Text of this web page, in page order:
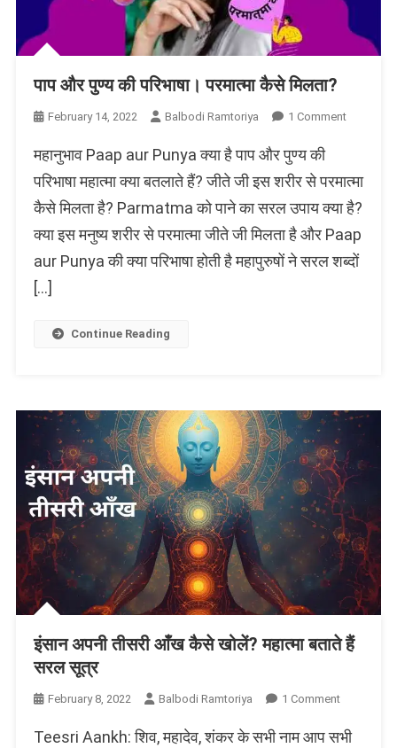
पाप और पुण्य की परिभाषा। परमात्मा कैसे मिलता?
February 14, 2022 Balbodi Ramtoriya 1 CommentOn
परिभाषा।
परमात्मा
कैसे
मिलता?
महानुभाव Paap aur Punya क्या है पाप और पुण्य की
परिभाषा महात्मा क्या बतलाते हैं? जीते जी इस शरीर से परमात्मा
कैसे मिलता है? Parmatma को पाने का सरल उपाय क्या है?
क्या इस मनुष्य शरीर से परमात्मा जीते जी मिलता है और Paap
aur Punya की क्या परिभाषा होती है महापुरुषों ने सरल शब्दों
[…]
Continue Reading
इंसान अपनी तीसरी आँख कैसे खोलें? महात्मा बताते हैं
सरल सूत्र
February 8, 2022 Balbodi Ramtoriya 1 CommentOn
अपनी
Teesri Aankh: शिव, महादेव, शंकर के सभी नाम आप सभी